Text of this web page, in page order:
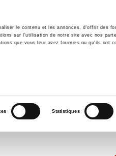
le contenu et les annonces, d'offrir des
sur l'utilisation de notre site avec nos
que vous leur avez fournies ou qu'ils ont
Statistiques
Environnement